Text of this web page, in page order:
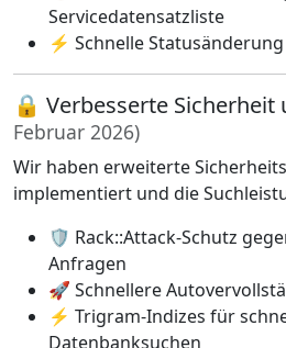
Servicedatensatzliste
⚡ Schnelle
🔒 Verbesserte Sicherheit
Februar 2026)
Wir haben erweiterte
implementiert und die
🛡️ Rack::Attack-Schutz
Anfragen
🚀 Schnellere
⚡ Trigram-Indizes für
Datenbanksuchen